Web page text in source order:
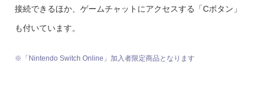
接続できるほか、ゲームチャットにアクセスする「Cボタン」
も付いています。
※「Nintendo Switch Online」加入者限定商品となります